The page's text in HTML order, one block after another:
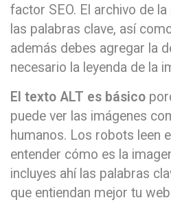
factor SEO. El archivo de
las palabras clave, así
además debes agregar la
necesario la leyenda de la
El texto ALT es básico
puede ver las imágenes
humanos. Los robots leen
entender cómo es la
incluyes ahí las palabras
que entiendan mejor tu